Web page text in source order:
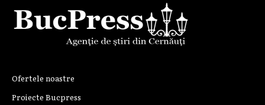
Ofertele noastre
Proiecte Bucpress